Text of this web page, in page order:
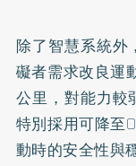
除了智慧系統外
礙者需求改良運
公里，對能力較
特別採用可降至
動時的安全性與